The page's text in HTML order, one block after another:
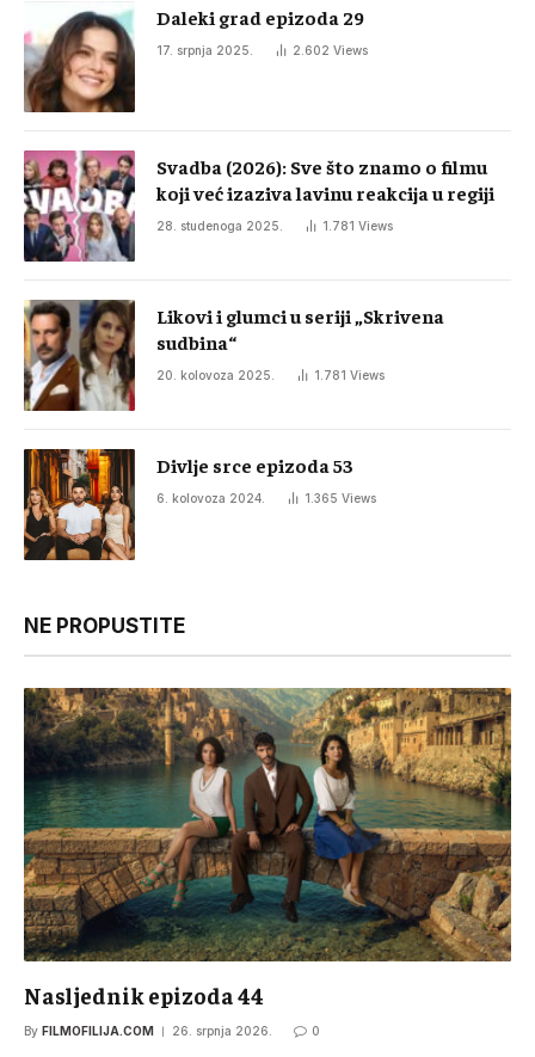
Daleki grad epizoda 29
17. srpnja 2025. 2.602 Views
Svadba (2026): Sve što znamo o filmu
koji već izaziva lavinu reakcija u regiji
28. studenoga 2025. 1.781 Views
Likovi i glumci u seriji „Skrivena
sudbina“
20. kolovoza 2025. 1.781 Views
Divlje srce epizoda 53
6. kolovoza 2024. 1.365 Views
NE PROPUSTITE
Nasljednik epizoda 44
By FILMOFILIJA.COM 26. srpnja 2026. 0